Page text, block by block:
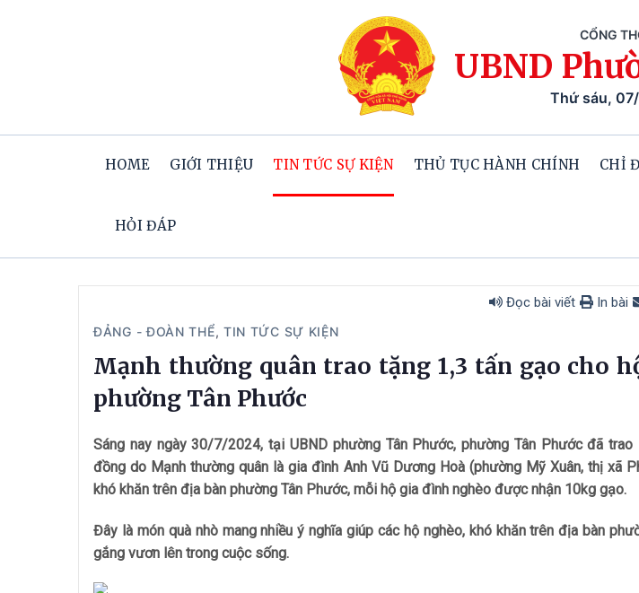
CỔNG
UBND
Thứ sáu,
HOME GIỚI THIỆU TIN TỨC SỰ KIỆN THỦ TỤC HÀNH CHÍNH CHỈ
HỎI ĐÁP
Đọc bài viết In bài
ĐẢNG - ĐOÀN THỂ, TIN TỨC SỰ KIỆN
Mạnh thường quân trao tặng 1,3 tấn gạo cho
phường Tân Phước
Sáng nay ngày 30/7/2024, tại UBND phường Tân Phước, phường Tân Phước đã
đồng do Mạnh thường quân là gia đình Anh Vũ Dương Hoà (phường Mỹ Xuân, thị xã
khó khăn trên địa bàn phường Tân Phước, mỗi hộ gia đình nghèo được nhận 10kg gạo.
Đây là món quà nhò mang nhiều ý nghĩa giúp các hộ nghèo, khó khăn trên địa bàn
gắng vươn lên trong cuộc sống.